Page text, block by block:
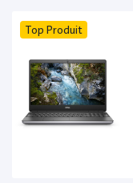
Top Produit